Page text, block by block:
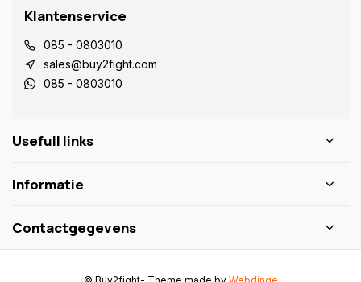
Klantenservice
085 - 0803010
sales@buy2fight.com
085 - 0803010
Usefull links
Informatie
Contactgegevens